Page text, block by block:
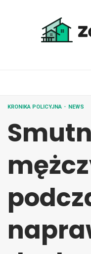
KRONIKA POLICYJNA NEWS